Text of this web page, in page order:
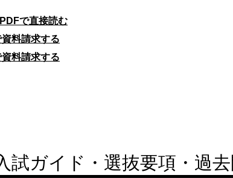
で直接読む
料請求する
料請求する
試ガイド・選抜要項・過